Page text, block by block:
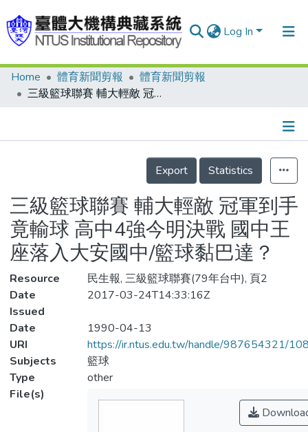
Log In
Communities & Collections
Statistics
Home 體育新聞剪報
體育新聞剪報
三級籃球聯賽 輔大輕敵 冠軍到手竟輸球 高中4強今明決戰 國中王座落入大安國中/籃球黏巴達？
Details
Export
Statistics
三級籃球聯賽 輔大輕敵 冠軍到手
竟輸球 高中4強今明決戰 國中王
座落入大安國中/籃球黏巴達？
Resource
民生報, 三級籃球聯賽(79年台中), 頁2
Date
Issued
2017-03-24T14:33:16Z
Date
1990-04-13
URI
https://ir.ntus.edu.tw/handle/987654321/
Subjects
籃球
Type
other
File(s)